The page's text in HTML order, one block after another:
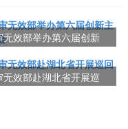
无效部举办第六届创新
无效部赴湖北省开展巡